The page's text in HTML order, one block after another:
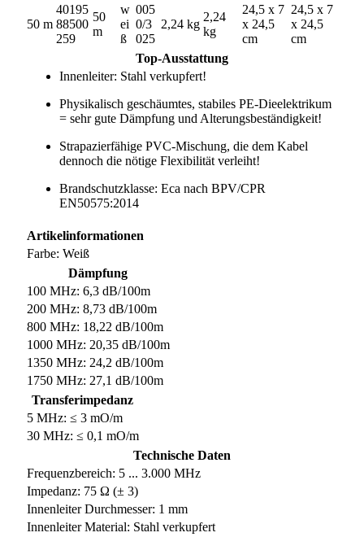
50 m
40195
88500
259
50
m
w
ei
ß
005
0/3
025
2,24 kg
2,24
kg
24,5 x 7
x 24,5
cm
24,5 x 7
x 24,5
cm
Top-Ausstattung
Innenleiter: Stahl verkupfert!
Physikalisch geschäumtes, stabiles PE-Dieelektrikum
= sehr gute Dämpfung und Alterungsbeständigkeit!
Strapazierfähige PVC-Mischung, die dem Kabel
dennoch die nötige Flexibilität verleiht!
Brandschutzklasse: Eca nach BPV/CPR
EN50575:2014
Artikelinformationen
Farbe: Weiß
Dämpfung
100 MHz: 6,3 dB/100m
200 MHz: 8,73 dB/100m
800 MHz: 18,22 dB/100m
1000 MHz: 20,35 dB/100m
1350 MHz: 24,2 dB/100m
1750 MHz: 27,1 dB/100m
Transferimpedanz
5 MHz: ≤ 3 mO/m
30 MHz: ≤ 0,1 mO/m
Technische Daten
Frequenzbereich: 5 ... 3.000 MHz
Impedanz: 75 Ω (± 3)
Innenleiter Durchmesser: 1 mm
Innenleiter Material: Stahl verkupfert